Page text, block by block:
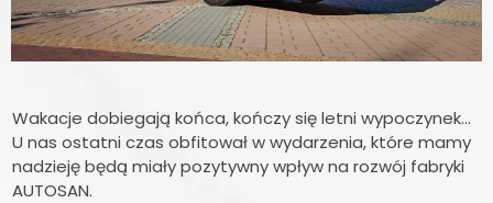
Wakacje dobiegają końca, kończy się letni wypoczynek…
U nas ostatni czas obfitował w wydarzenia, które mamy
nadzieję będą miały pozytywny wpływ na rozwój fabryki
AUTOSAN.